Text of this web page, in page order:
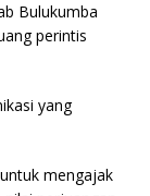
Bulukumba
perintis
yang
mengajak